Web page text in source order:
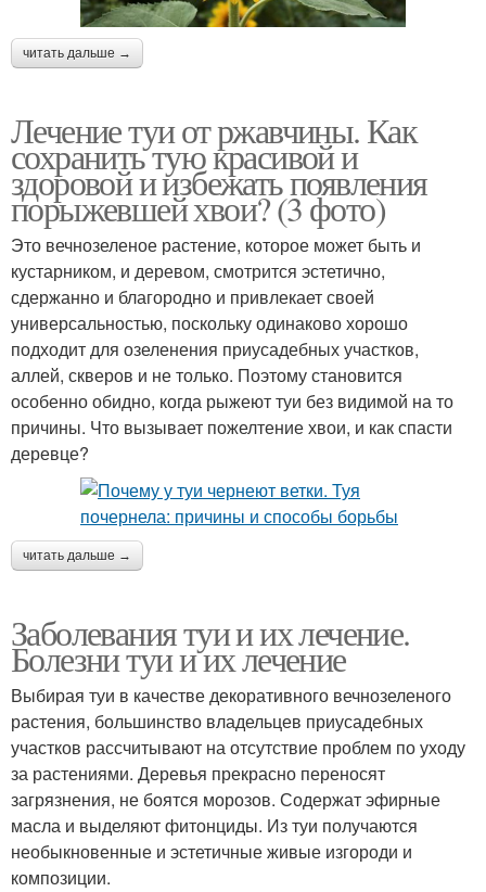
читать дальше →
Лечение туи от ржавчины. Как
сохранить тую красивой и
здоровой и избежать появления
порыжевшей хвои? (3 фото)
Это вечнозеленое растение, которое может быть и
кустарником, и деревом, смотрится эстетично,
сдержанно и благородно и привлекает своей
универсальностью, поскольку одинаково хорошо
подходит для озеленения приусадебных участков,
аллей, скверов и не только. Поэтому становится
особенно обидно, когда рыжеют туи без видимой на то
причины. Что вызывает пожелтение хвои, и как спасти
деревце?
читать дальше →
Заболевания туи и их лечение.
Болезни туи и их лечение
Выбирая туи в качестве декоративного вечнозеленого
растения, большинство владельцев приусадебных
участков рассчитывают на отсутствие проблем по уходу
за растениями. Деревья прекрасно переносят
загрязнения, не боятся морозов. Содержат эфирные
масла и выделяют фитонциды. Из туи получаются
необыкновенные и эстетичные живые изгороди и
композиции.